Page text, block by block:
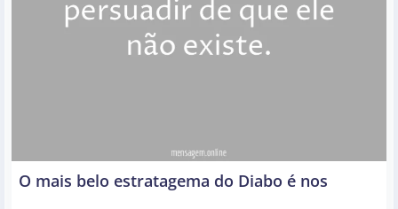
O mais belo estratagema do Diabo é nos